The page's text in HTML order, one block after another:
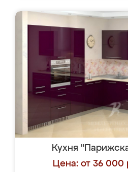
Кухня
Цена: от 36 000